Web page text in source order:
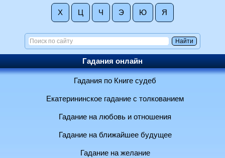
Х Ц Ч Э Ю Я
Гадания онлайн
Гадания по Книге судеб
Екатерининское гадание с толкованием
Гадание на любовь и отношения
Гадание на ближайшее будущее
Гадание на желание